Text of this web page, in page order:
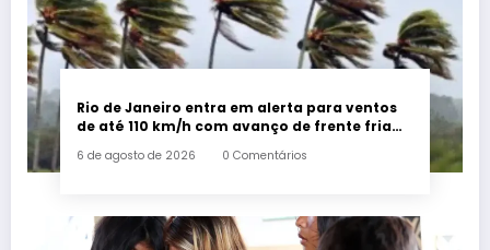
Rio de Janeiro entra em alerta para ventos
de até 110 km/h com avanço de frente fria
6 de agosto de 2026 0 Comentários